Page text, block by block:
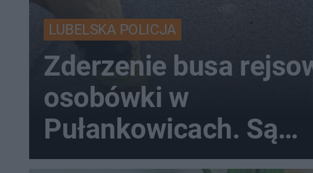
LUBELSKA POLICJA
Zderzenie busa
osobówki w
Pułankowicach. Są
poszkodowani